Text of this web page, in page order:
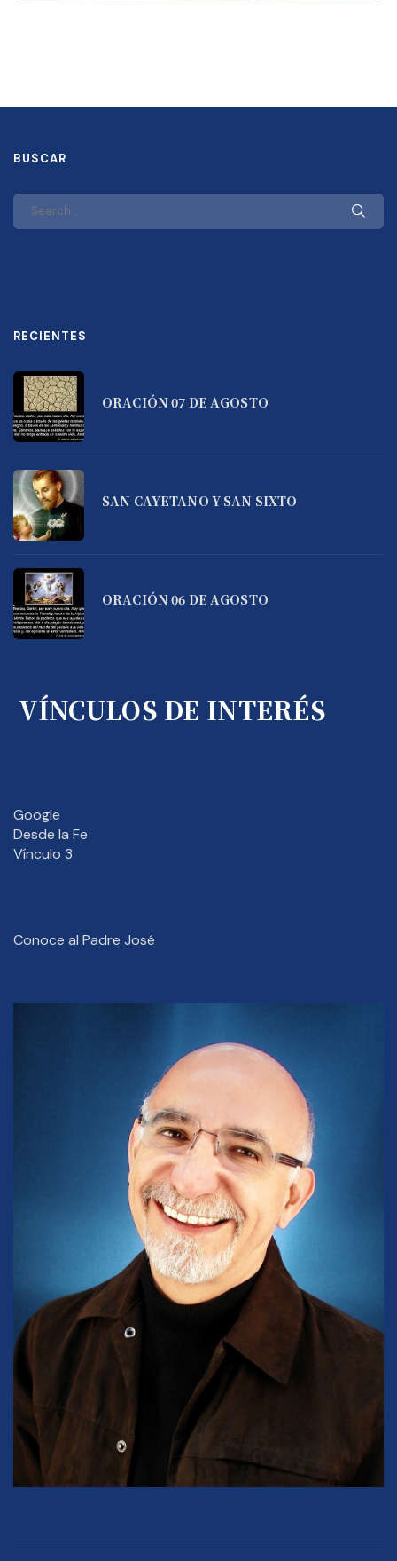
BUSCAR
RECIENTES
ORACIÓN 07 DE AGOSTO
SAN CAYETANO Y SAN SIXTO
ORACIÓN 06 DE AGOSTO
VÍNCULOS DE INTERÉS
Google
Desde la Fe
Vínculo 3
Conoce al Padre José